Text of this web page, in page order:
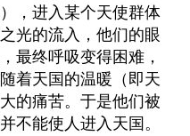
，进入某个天使群体
光的流入，他们的眼
最终呼吸变得困难，
着天国的温暖（即天
的痛苦。于是他们被
不能使人进入天国。